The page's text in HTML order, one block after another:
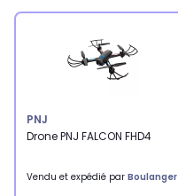
PNJ
Drone PNJ FALCON FHD4
Vendu et expédié par Boulanger